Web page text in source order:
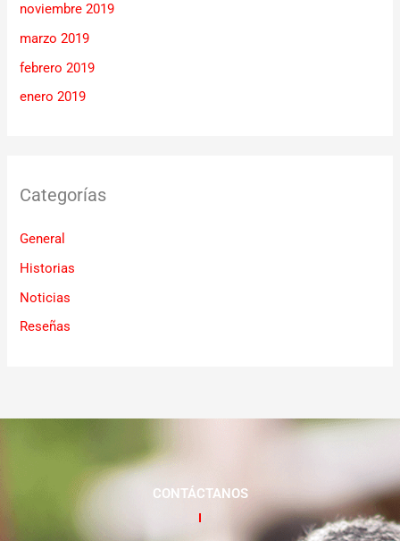
noviembre 2019
marzo 2019
febrero 2019
enero 2019
Categorías
General
Historias
Noticias
Reseñas
CONTÁCTANOS